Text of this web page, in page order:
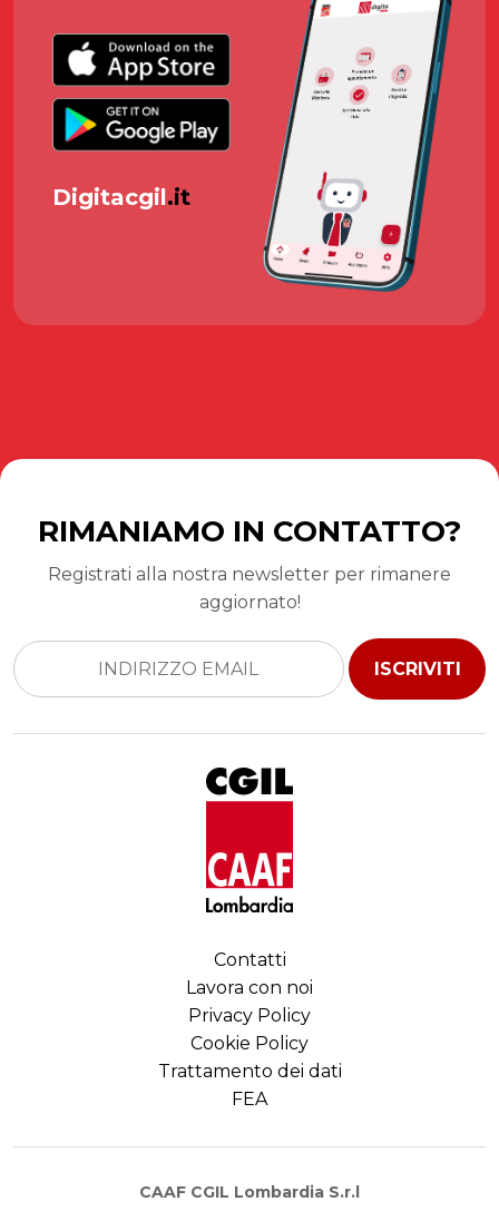
Digitacgil.it
RIMANIAMO IN CONTATTO?
Registrati alla nostra newsletter per rimanere
aggiornato!
ISCRIVITI
Contatti
Lavora con noi
Privacy Policy
Cookie Policy
Trattamento dei dati
FEA
CAAF CGIL Lombardia S.r.l